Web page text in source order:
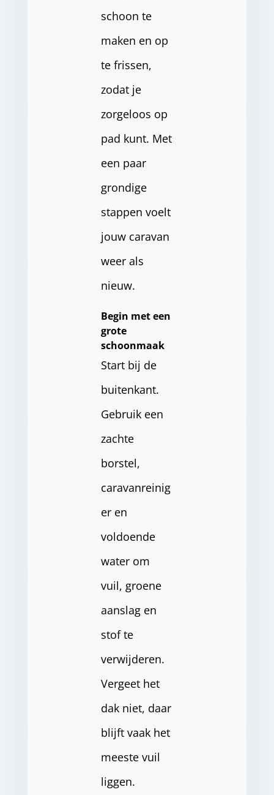
schoon te
maken en op
te frissen,
zodat je
zorgeloos op
pad kunt. Met
een paar
grondige
stappen voelt
jouw caravan
weer als
nieuw.
Begin met een
grote
schoonmaak
Start bij de
buitenkant.
Gebruik een
zachte
borstel,
caravanreinig
er en
voldoende
water om
vuil, groene
aanslag en
stof te
verwijderen.
Vergeet het
dak niet, daar
blijft vaak het
meeste vuil
liggen.